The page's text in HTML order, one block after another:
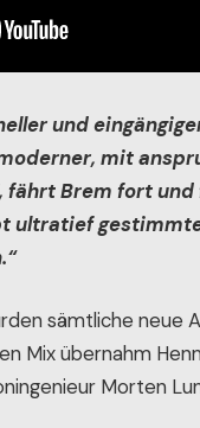
und
mit
fährt Brem fort
ultratief
sämtliche neue
Mix übernahm
Morten